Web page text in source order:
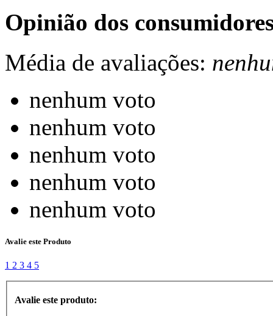
Opinião dos
Média de avaliações:
nenhum voto
nenhum voto
nenhum voto
nenhum voto
nenhum voto
Avalie este Produto
1 2 3 4 5
Avalie este produto: